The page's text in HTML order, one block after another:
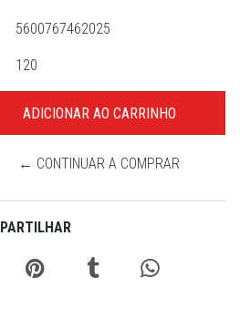
5600767462025
120
← CONTINUAR A COMPRAR
PARTILHAR